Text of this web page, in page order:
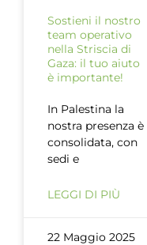
Sostieni il nostro
team operativo
nella Striscia di
Gaza: il tuo aiuto
è importante!
In Palestina la
nostra presenza è
consolidata, con
sedi e
LEGGI DI PIÙ
22 Maggio 2025